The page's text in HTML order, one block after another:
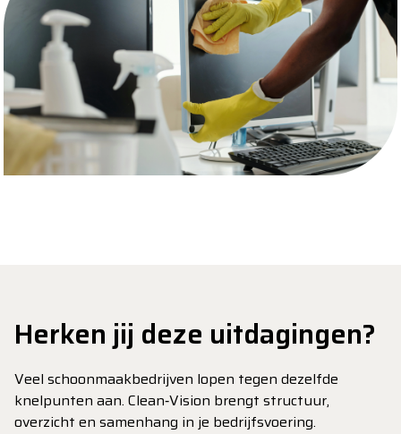
Herken jij deze uitdagingen?
Veel schoonmaakbedrijven lopen tegen dezelfde
knelpunten aan. Clean‑Vision brengt structuur,
overzicht en samenhang in je bedrijfsvoering.